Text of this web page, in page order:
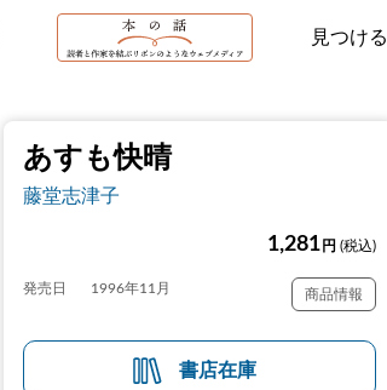
見つける
あすも快晴
藤堂志津子
1,281 円 (税込)
発売日 1996年11月 商品情報
書店在庫